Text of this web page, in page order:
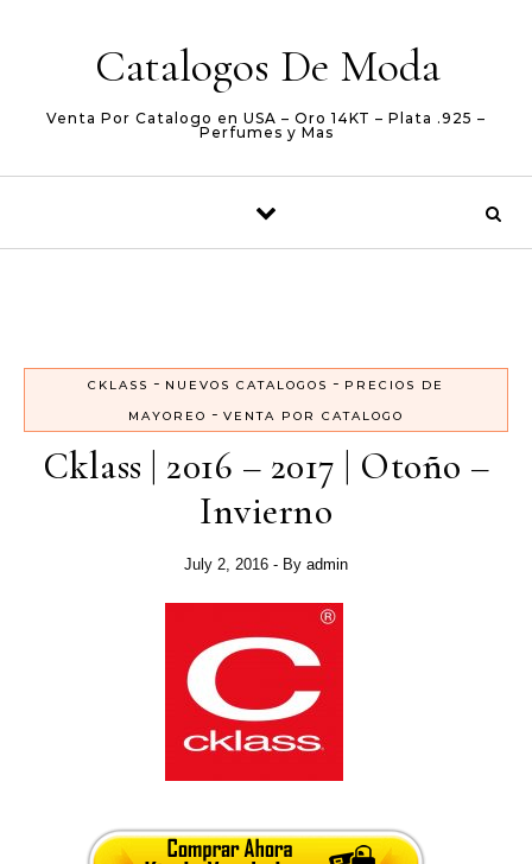
Catalogos De Moda
Venta Por Catalogo en USA – Oro 14KT – Plata .925 –
Perfumes y Mas
CKLASS - NUEVOS CATALOGOS - PRECIOS DE
MAYOREO - VENTA POR CATALOGO
Cklass | 2016 – 2017 | Otoño –
Invierno
July 2, 2016 - By admin